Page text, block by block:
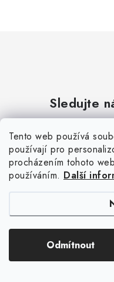
Tento web používá
používají pro
procházením tohoto
používáním. Další
Odmítnout
Sledujte
Aktuální